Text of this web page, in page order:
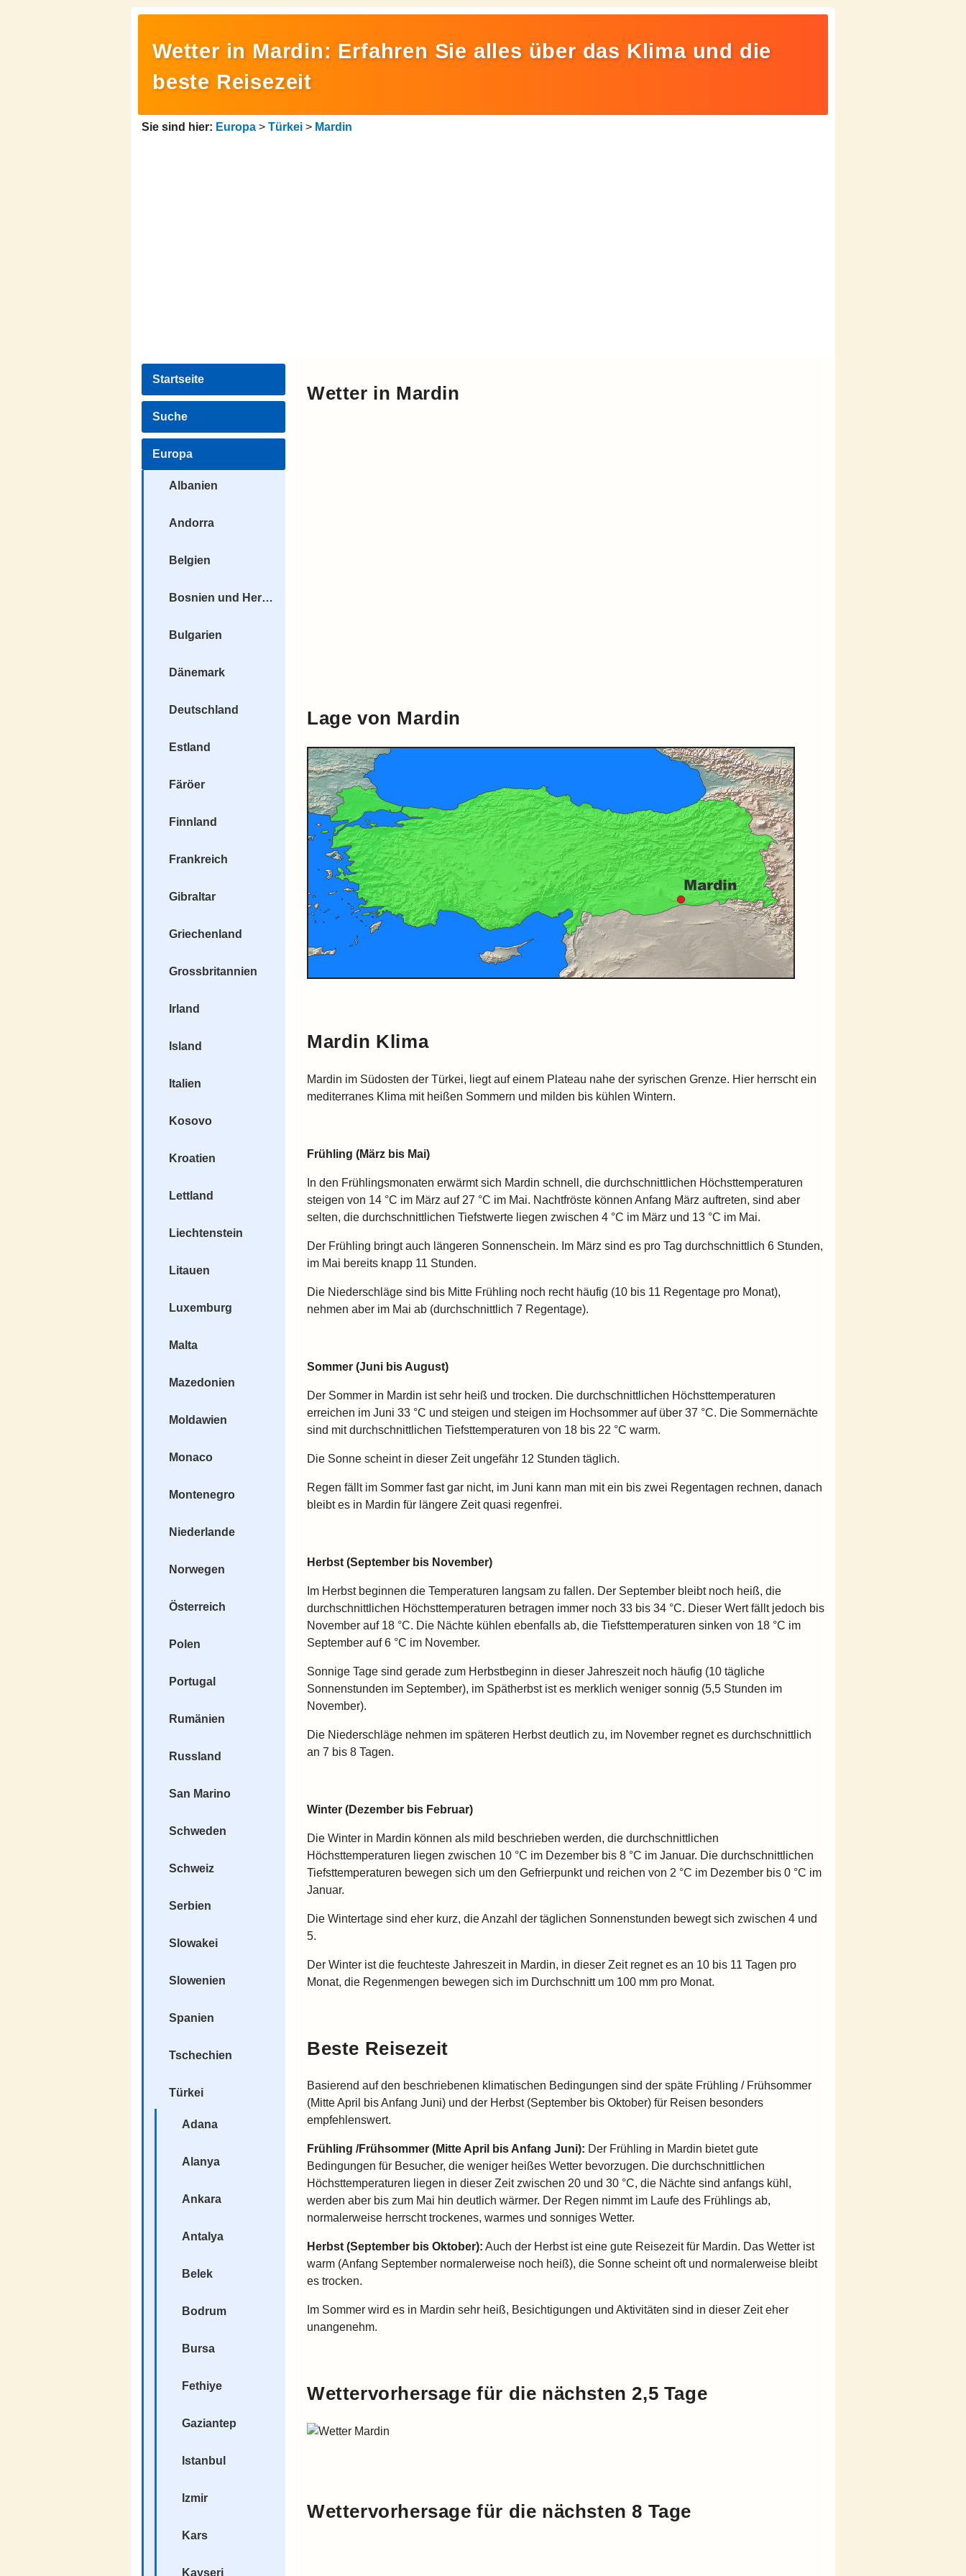
Wetter in Mardin: Erfahren Sie alles über das Klima und die
beste Reisezeit
Sie sind hier: Europa > Türkei > Mardin
Startseite
Suche
Europa
Albanien
Andorra
Belgien
Bosnien und Herzegowina
Bulgarien
Dänemark
Deutschland
Estland
Färöer
Finnland
Frankreich
Gibraltar
Griechenland
Grossbritannien
Irland
Island
Italien
Kosovo
Kroatien
Lettland
Liechtenstein
Litauen
Luxemburg
Malta
Mazedonien
Moldawien
Monaco
Montenegro
Niederlande
Norwegen
Österreich
Polen
Portugal
Rumänien
Russland
San Marino
Schweden
Schweiz
Serbien
Slowakei
Slowenien
Spanien
Tschechien
Türkei
Adana
Alanya
Ankara
Antalya
Belek
Bodrum
Bursa
Fethiye
Gaziantep
Istanbul
Izmir
Kars
Kayseri
Wetter in Mardin
Lage von Mardin
Mardin Klima
Mardin im Südosten der Türkei, liegt auf einem Plateau nahe der syrischen Grenze. Hier herrscht ein
mediterranes Klima mit heißen Sommern und milden bis kühlen Wintern.
Frühling (März bis Mai)
In den Frühlingsmonaten erwärmt sich Mardin schnell, die durchschnittlichen Höchsttemperaturen
steigen von 14 °C im März auf 27 °C im Mai. Nachtfröste können Anfang März auftreten, sind aber
selten, die durchschnittlichen Tiefstwerte liegen zwischen 4 °C im März und 13 °C im Mai.
Der Frühling bringt auch längeren Sonnenschein. Im März sind es pro Tag durchschnittlich 6 Stunden,
im Mai bereits knapp 11 Stunden.
Die Niederschläge sind bis Mitte Frühling noch recht häufig (10 bis 11 Regentage pro Monat),
nehmen aber im Mai ab (durchschnittlich 7 Regentage).
Sommer (Juni bis August)
Der Sommer in Mardin ist sehr heiß und trocken. Die durchschnittlichen Höchsttemperaturen
erreichen im Juni 33 °C und steigen und steigen im Hochsommer auf über 37 °C. Die Sommernächte
sind mit durchschnittlichen Tiefsttemperaturen von 18 bis 22 °C warm.
Die Sonne scheint in dieser Zeit ungefähr 12 Stunden täglich.
Regen fällt im Sommer fast gar nicht, im Juni kann man mit ein bis zwei Regentagen rechnen, danach
bleibt es in Mardin für längere Zeit quasi regenfrei.
Herbst (September bis November)
Im Herbst beginnen die Temperaturen langsam zu fallen. Der September bleibt noch heiß, die
durchschnittlichen Höchsttemperaturen betragen immer noch 33 bis 34 °C. Dieser Wert fällt jedoch bis
November auf 18 °C. Die Nächte kühlen ebenfalls ab, die Tiefsttemperaturen sinken von 18 °C im
September auf 6 °C im November.
Sonnige Tage sind gerade zum Herbstbeginn in dieser Jahreszeit noch häufig (10 tägliche
Sonnenstunden im September), im Spätherbst ist es merklich weniger sonnig (5,5 Stunden im
November).
Die Niederschläge nehmen im späteren Herbst deutlich zu, im November regnet es durchschnittlich
an 7 bis 8 Tagen.
Winter (Dezember bis Februar)
Die Winter in Mardin können als mild beschrieben werden, die durchschnittlichen
Höchsttemperaturen liegen zwischen 10 °C im Dezember bis 8 °C im Januar. Die durchschnittlichen
Tiefsttemperaturen bewegen sich um den Gefrierpunkt und reichen von 2 °C im Dezember bis 0 °C im
Januar.
Die Wintertage sind eher kurz, die Anzahl der täglichen Sonnenstunden bewegt sich zwischen 4 und
5.
Der Winter ist die feuchteste Jahreszeit in Mardin, in dieser Zeit regnet es an 10 bis 11 Tagen pro
Monat, die Regenmengen bewegen sich im Durchschnitt um 100 mm pro Monat.
Beste Reisezeit
Basierend auf den beschriebenen klimatischen Bedingungen sind der späte Frühling / Frühsommer
(Mitte April bis Anfang Juni) und der Herbst (September bis Oktober) für Reisen besonders
empfehlenswert.
Frühling /Frühsommer (Mitte April bis Anfang Juni): Der Frühling in Mardin bietet gute
Bedingungen für Besucher, die weniger heißes Wetter bevorzugen. Die durchschnittlichen
Höchsttemperaturen liegen in dieser Zeit zwischen 20 und 30 °C, die Nächte sind anfangs kühl,
werden aber bis zum Mai hin deutlich wärmer. Der Regen nimmt im Laufe des Frühlings ab,
normalerweise herrscht trockenes, warmes und sonniges Wetter.
Herbst (September bis Oktober): Auch der Herbst ist eine gute Reisezeit für Mardin. Das Wetter ist
warm (Anfang September normalerweise noch heiß), die Sonne scheint oft und normalerweise bleibt
es trocken.
Im Sommer wird es in Mardin sehr heiß, Besichtigungen und Aktivitäten sind in dieser Zeit eher
unangenehm.
Wettervorhersage für die nächsten 2,5 Tage
Wettervorhersage für die nächsten 8 Tage